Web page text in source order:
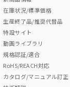
Cr(VI)
在庫状況/標準価格
生産終了品/推奨代替品
特設サイト
動画ライブラリ
規格認証/適合
RoHS/REACH対応
カタログ/マニュアル訂正